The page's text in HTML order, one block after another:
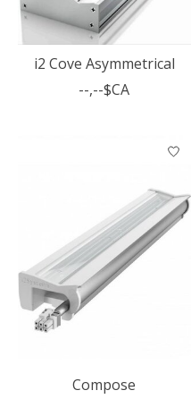
i2 Cove Asymmetrical
--,--$CA
Compose